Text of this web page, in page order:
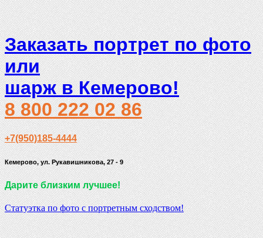
Заказать портрет по фото
или
шарж в Кемерово!
8 800 222 02 86
+7(950)185-4444
Кемерово, ул. Рукавишникова, 27 - 9
Дарите близким лучшее!
Статуэтка по фото с портретным сходством!